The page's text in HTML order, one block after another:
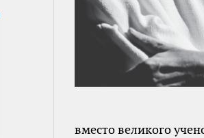
вместо великого